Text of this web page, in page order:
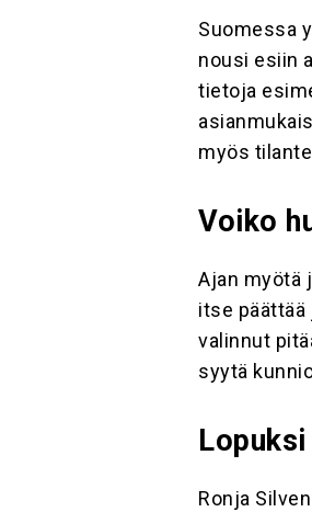
Suomessa
nousi esiin
tietoja
myös
Voiko
Ajan myötä
itse päättää
valinnut
syytä
Lopuksi
Ronja